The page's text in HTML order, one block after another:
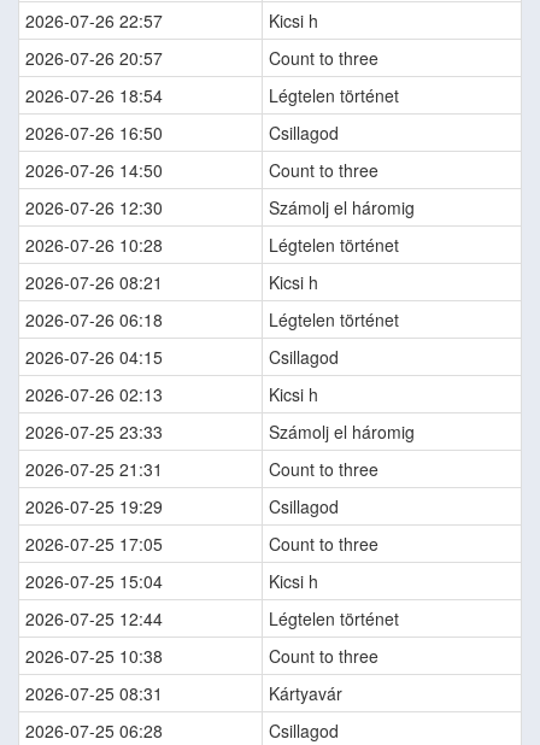
2026-07-26 22:57
Kicsi h
2026-07-26 20:57
Count to three
2026-07-26 18:54
Légtelen történet
2026-07-26 16:50
Csillagod
2026-07-26 14:50
Count to three
2026-07-26 12:30
Számolj el háromig
2026-07-26 10:28
Légtelen történet
2026-07-26 08:21
Kicsi h
2026-07-26 06:18
Légtelen történet
2026-07-26 04:15
Csillagod
2026-07-26 02:13
Kicsi h
2026-07-25 23:33
Számolj el háromig
2026-07-25 21:31
Count to three
2026-07-25 19:29
Csillagod
2026-07-25 17:05
Count to three
2026-07-25 15:04
Kicsi h
2026-07-25 12:44
Légtelen történet
2026-07-25 10:38
Count to three
2026-07-25 08:31
Kártyavár
2026-07-25 06:28
Csillagod